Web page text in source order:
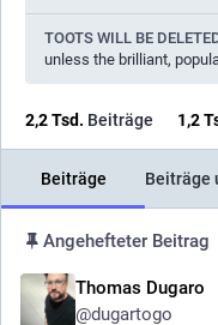
TOOTS WILL BE
unless the brilliant,
2,2Tsd. Beiträge 1,2
Beiträge Beiträge
Angehefteter Beitrag
Thomas Dugaro
@dugartogo